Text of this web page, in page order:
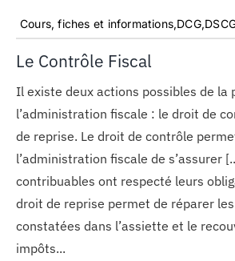
Cours, fiches et
Le Contrôle Fiscal
Il existe deux actions possibles de la
l’administration fiscale : le droit de
de reprise. Le droit de contrôle
l’administration fiscale de s’assurer
contribuables ont respecté leurs
droit de reprise permet de réparer
constatées dans l’assiette et le
impôts...